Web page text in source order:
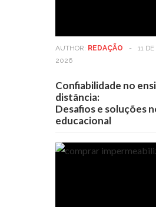
AUTHOR: REDAÇÃO -
11
2026
Confiabilidade no
distância:
Desafios e soluções
educacional